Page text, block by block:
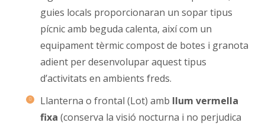
guies locals proporcionaran un sopar tipus
pícnic amb beguda calenta, així com un
equipament tèrmic compost de botes i granota
adient per desenvolupar aquest tipus
d’activitats en ambients freds.
Llanterna o frontal (Lot) amb llum vermella
fixa (conserva la visió nocturna i no perjudica